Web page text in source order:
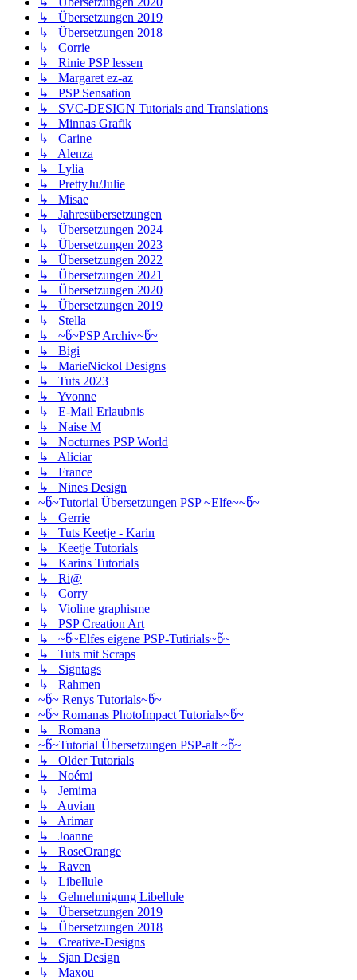
↳ Übersetzungen 2019
↳ Übersetzungen 2018
↳ Corrie
↳ Rinie PSP lessen
↳ Margaret ez-az
↳ PSP Sensation
↳ SVC-DESIGN Tutorials and Translations
↳ Minnas Grafik
↳ Carine
↳ Alenza
↳ Lylia
↳ PrettyJu/Julie
↳ Misae
↳ Jahresübersetzungen
↳ Übersetzungen 2024
↳ Übersetzungen 2023
↳ Übersetzungen 2022
↳ Übersetzungen 2021
↳ Übersetzungen 2020
↳ Übersetzungen 2019
↳ Stella
↳ ~წ~PSP Archiv~წ~
↳ Bigi
↳ MarieNickol Designs
↳ Tuts 2023
↳ Yvonne
↳ E-Mail Erlaubnis
↳ Naise M
↳ Nocturnes PSP World
↳ Aliciar
↳ France
↳ Nines Design
~წ~Tutorial Übersetzungen PSP ~Elfe~~წ~
↳ Gerrie
↳ Tuts Keetje - Karin
↳ Keetje Tutorials
↳ Karins Tutorials
↳ Ri@
↳ Corry
↳ Violine graphisme
↳ PSP Creation Art
↳ ~წ~Elfes eigene PSP-Tutirials~წ~
↳ Tuts mit Scraps
↳ Signtags
↳ Rahmen
~წ~ Renys Tutorials~წ~
~წ~ Romanas PhotoImpact Tutorials~წ~
↳ Romana
~წ~Tutorial Übersetzungen PSP-alt ~წ~
↳ Older Tutorials
↳ Noémi
↳ Jemima
↳ Auvian
↳ Arimar
↳ Joanne
↳ RoseOrange
↳ Raven
↳ Libellule
↳ Gehnehmigung Libellule
↳ Übersetzungen 2019
↳ Übersetzungen 2018
↳ Creative-Designs
↳ Sjan Design
↳ Maxou